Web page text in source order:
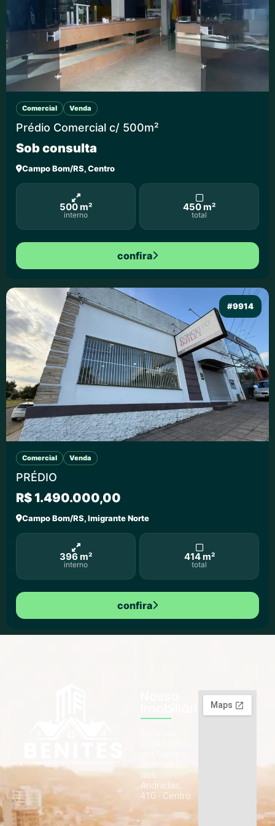
Comercial Venda
Prédio Comercial c/ 500m²
Sob consulta
Campo Bom/RS, Centro
500 m²
interno
450 m²
total
confira
#9914
Comercial Venda
PRÉDIO
R$ 1.490.000,00
Campo Bom/RS, Imigrante Norte
396 m²
interno
414 m²
total
confira
dos
Andradas,
410 - Centro.